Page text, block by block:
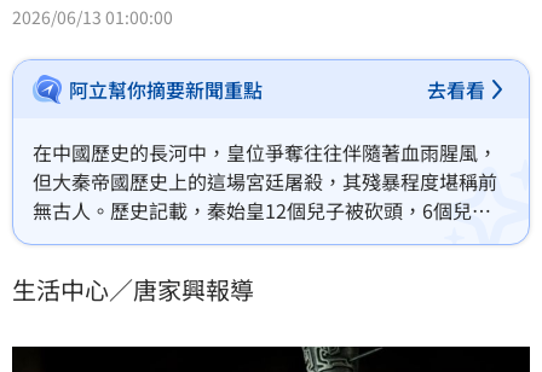
2026/06/13 01:00:00
阿立幫你摘要新聞重點 去看看
在中國歷史的長河中，皇位爭奪往往伴隨著血雨腥風，
但大秦帝國歷史上的這場宮廷屠殺，其殘暴程度堪稱前
無古人。歷史記載，秦始皇12個兒子被砍頭，6個兒子
10個女兒被碾死，全是他幹的。這個下狠手的幕後主
心家趙高的操弄下，胡亥為了鞏固自己不正當的帝位，
大秦皇室推入了萬劫不復的深淵。（記者唐家興）
生活中心／唐家興報導